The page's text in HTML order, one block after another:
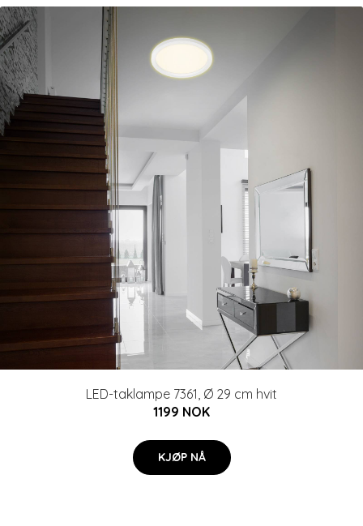
LED-taklampe 7361, Ø 29 cm hvit
1199 NOK
KJØP NÅ